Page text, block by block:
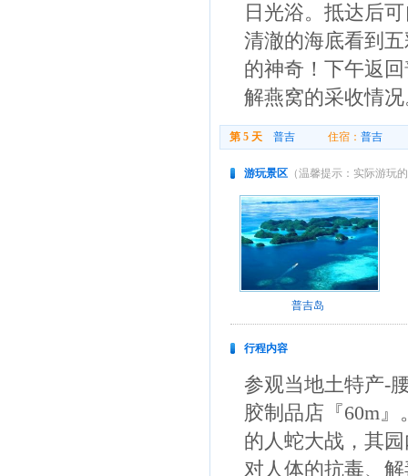
日光浴。抵达后
清澈的海底看到
的神奇！下午返
解燕窝的采收情
第 5 天 普吉 住宿： 普吉
游玩景区（温馨提示：实际游玩
普吉岛
行程内容
参观当地土特产-
胶制品店『60m』
的人蛇大战，其
对人体的抗毒、